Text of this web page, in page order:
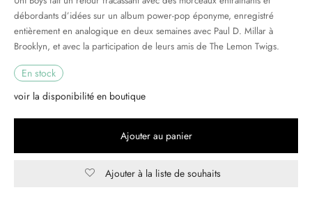
débordants d’idées sur un album power-pop éponyme, enregistré
entièrement en analogique en deux semaines avec Paul D. Millar à
Brooklyn, et avec la participation de leurs amis de The Lemon Twigs.
En stock
voir la disponibilité en boutique
Ajouter au panier
Ajouter à la liste de souhaits
DU MONDE
CLASSIQUE
DAY 2025